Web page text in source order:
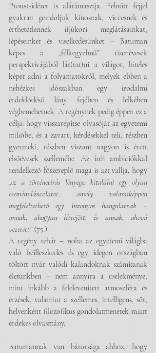
Proust-idézet is alátámasztja. Felnőtt fejjel
gyakran gondoljuk kínosnak, viccesnek és
érthetetlennek ifjúkori meglátásainkat,
lépéseinket és viselkedésünket – Batuman
képes a „félkegyelmű” tizenévesek
perspektívájából lát(tat)ni a világot, hiteles
képet adni a folyamatokról, melyek ebben a
nehézkes időszakban egy irodalmi
érdeklődésű lány fejében és lelkében
végbemehetnek. A regénynek pedig éppen ez a
célja: hogy visszarepítse olvasóját az egyetemi
miliőbe, és a zavart, kérdésekkel teli, részben
gyermeki, részben viszont nagyon is érett
elsőévesek szellemébe. Az írói ambíciókkal
„ez a történetírás lényege: kitalálni egy olyan
eseményláncolatot, amely valamiképpen
megfeleltethető egy bizonyos hangulatnak –
annak, ahogyan létrejött, és annak, ahová
vezetett” (75.).
A regény tehát – noha az egyetemi világba
való beilleszkedés és egy idegen országban
töltött nyár valódi kalandoknak számítanak
életünkben – nem annyira a cselekménye,
mint inkább a felelevenített atmoszféra és
érzések, valamint a szellemes, intelligens, sőt,
helyenként filozofikus gondolatmenetek miatt
érdekes olvasmány.
Batumannak van bátorsága ahhoz, hogy